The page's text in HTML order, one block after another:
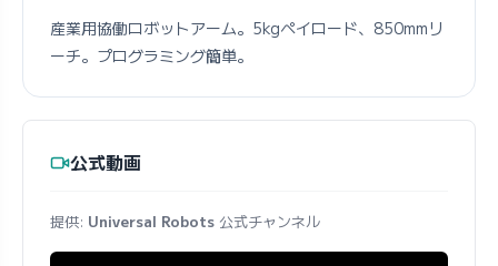
産業用協働ロボットアーム。5kgペイロード、850mmリ
ーチ。プログラミング簡単。
公式動画
提供: Universal Robots 公式チャンネル